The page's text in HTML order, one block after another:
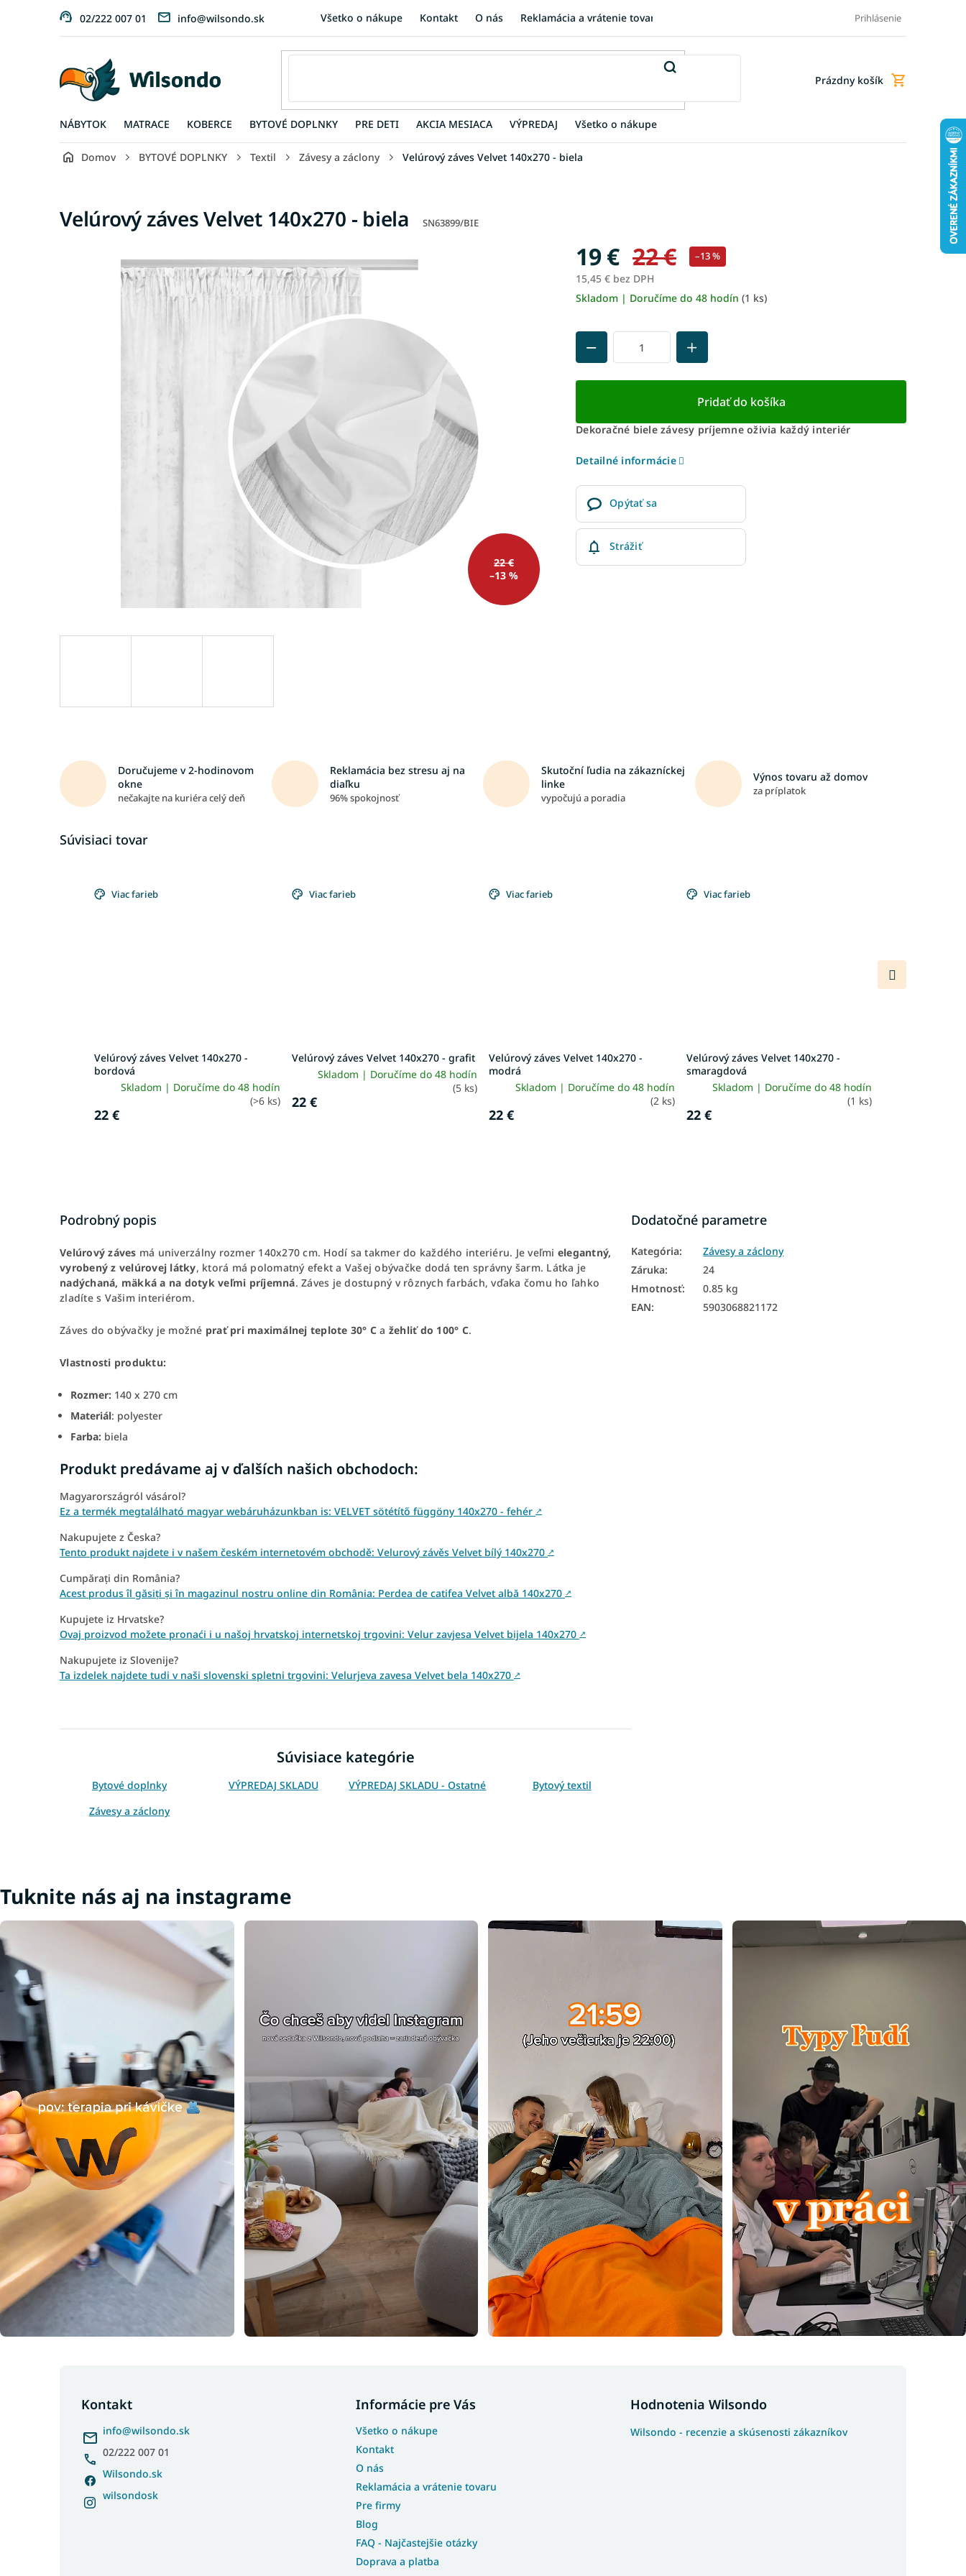
02/222 007 01 info@wilsondo.sk Všetko o nákupe Kontakt O nás Reklamácia a vrátenie tovaru FAQ - Najčastejšie otázky
Prihlásenie
Nákupný
Prázdny košík
NÁBYTOK MATRACE KOBERCE BYTOVÉ DOPLNKY PRE DETI AKCIA MESIACA VÝPREDAJ Všetko o nákupe
Domov BYTOVÉ DOPLNKY Textil Závesy a záclony Velúrový záves Velvet 140x270 - biela
Velúrový záves Velvet 140x270 - biela SN63899/BIE
22 €
–13 %
22 € –13 %
19 €
15,45 € bez DPH
Jednotková
Skladom | Doručíme do 48 hodín (1 ks)
Pridať do košíka
Dekoračné biele závesy príjemne oživia každý interiér
Detailné informácie
Opýtať sa
Strážiť
Doručujeme v 2-hodinovom
okne
nečakajte na kuriéra celý deň
Reklamácia bez stresu aj na
diaľku
96% spokojnosť
Skutoční ľudia na zákazníckej
linke
vypočujú a poradia
Výnos tovaru až domov
za príplatok
Súvisiaci tovar
Viac farieb
Velúrový záves Velvet 140x270 -
bordová
Skladom | Doručíme do 48 hodín
(>6 ks)
22 €
Viac farieb
Velúrový záves Velvet 140x270 - grafit
Skladom | Doručíme do 48 hodín
(5 ks)
22 €
Viac farieb
Velúrový záves Velvet 140x270 -
modrá
Skladom | Doručíme do 48 hodín
(2 ks)
22 €
Viac farieb
Velúrový záves Velvet 140x270 -
smaragdová
Skladom | Doručíme do 48 hodín
(1 ks)
22 €
Ďalší
produkt
Podrobný popis
Velúrový záves má univerzálny rozmer 140x270 cm. Hodí sa takmer do každého interiéru. Je veľmi elegantný,
vyrobený z velúrovej látky, ktorá má polomatný efekt a Vašej obývačke dodá ten správny šarm. Látka je
nadýchaná, mäkká a na dotyk veľmi príjemná. Záves je dostupný v rôznych farbách, vďaka čomu ho ľahko
zladíte s Vašim interiérom.
Záves do obývačky je možné prať pri maximálnej teplote 30° C a žehliť do 100° C.
Vlastnosti produktu:
Rozmer: 140 x 270 cm
Materiál: polyester
Farba: biela
Produkt predávame aj v ďalších našich obchodoch:
Magyarországról vásárol?
Ez a termék megtalálható magyar webáruházunkban is: VELVET sötétítő függöny 140x270 - fehér ↗
Nakupujete z Česka?
Tento produkt najdete i v našem českém internetovém obchodě: Velurový závěs Velvet bílý 140x270 ↗
Cumpărați din România?
Acest produs îl găsiți și în magazinul nostru online din România: Perdea de catifea Velvet albă 140x270 ↗
Kupujete iz Hrvatske?
Ovaj proizvod možete pronaći i u našoj hrvatskoj internetskoj trgovini: Velur zavjesa Velvet bijela 140x270 ↗
Nakupujete iz Slovenije?
Ta izdelek najdete tudi v naši slovenski spletni trgovini: Velurjeva zavesa Velvet bela 140x270 ↗
Súvisiace kategórie
Bytové doplnky VÝPREDAJ SKLADU VÝPREDAJ SKLADU - Ostatné
Bytový textil
Závesy a záclony
Dodatočné parametre
Kategória:
Závesy a záclony
Záruka:
24
Hmotnosť:
0.85 kg
EAN: 5903068821172
Tuknite nás aj na instagrame
Kontakt
info@wilsondo.sk
02/222 007 01
Wilsondo.sk
wilsondosk
Informácie pre Vás
Všetko o nákupe
Kontakt
O nás
Reklamácia a vrátenie tovaru
Pre firmy
Blog
FAQ - Najčastejšie otázky
Doprava a platba
Hodnotenia Wilsondo
Wilsondo - recenzie a skúsenosti zákazníkov